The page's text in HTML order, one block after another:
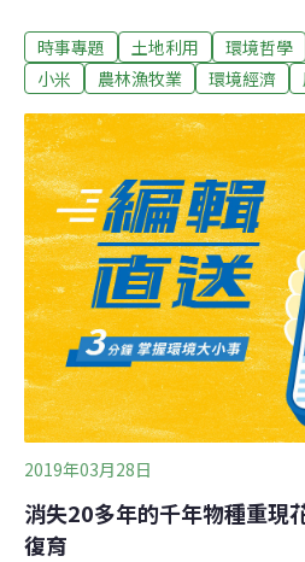
從小在部落長大的杜岱蓁，得穿
園，才能走到自己那一片小小的
了。她說：「這田是外婆傳下來
哥哥和我。這裡種最多的是紅藜
樂、假酸漿葉、木瓜和芭蕉。」
豆、苦萵苣、咖啡、地瓜葉和芒
草，看起來很不起眼，杜岱蓁卻
中紅藜面積最大，現在已經進入
耕種，杜岱蓁不使用任何化學性
趣，也是全家最重要的事情。工
阿姨都跑來田裡探班，接著三個
時事專題 土地利用 環境哲學
小米
農林漁牧業 環境經濟
2019年03月28日
消失20多年的千年物種重現
復育